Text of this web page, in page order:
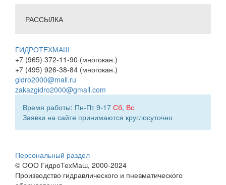
РАССЫЛКА
ГИДРОТЕХМАШ
+7 (965) 372-11-90 (многокан.)
+7 (495) 926-38-84 (многокан.)
gidro2000@mail.ru
zakazgidro2000@gmail.com
Время работы: Пн-Пт 9-17 Сб, Вс
Заявки на сайте принимаются круглосуточно
Персональный раздел
© ООО ГидроТехМаш, 2000-2024
Производство гидравлического и пневматического